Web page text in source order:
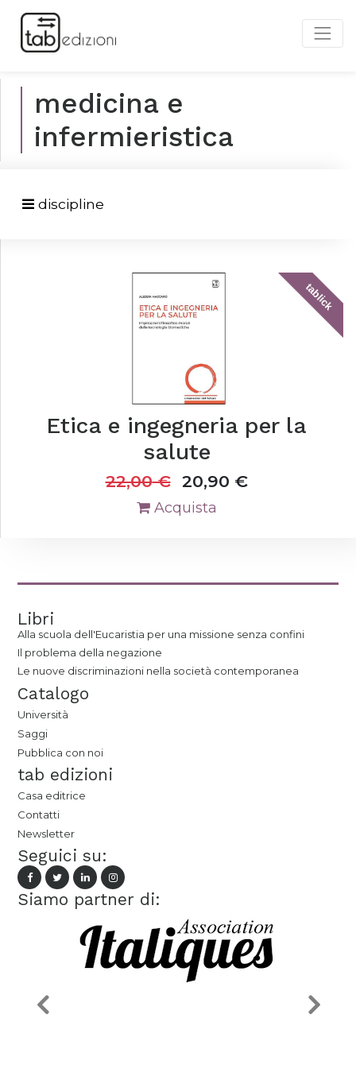
medicina e
infermieristica
discipline
tablick
Etica e ingegneria per la
salute
22,00€ 20,90 €
Acquista
Libri
Alla scuola dell'Eucaristia per una missione senza confini
Il problema della negazione
Le nuove discriminazioni nella società contemporanea
Catalogo
Università
Saggi
Pubblica con noi
tab edizioni
Casa editrice
Contatti
Newsletter
Seguici su:
Siamo partner di: